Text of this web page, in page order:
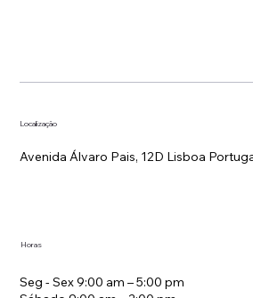
Localização
Avenida Álvaro Pais, 12D Lisboa
Horas
Seg - Sex 9:00 am – 5:00 pm